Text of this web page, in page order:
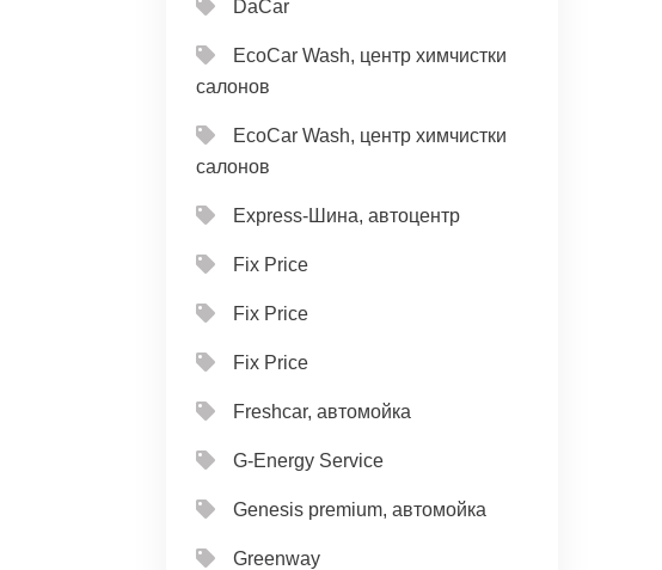
DaCar
EcoCar Wash, центр химчистки
салонов
EcoCar Wash, центр химчистки
салонов
Express-Шина, автоцентр
Fix Price
Fix Price
Fix Price
Freshcar, автомойка
G-Energy Service
Genesis premium, автомойка
Greenway